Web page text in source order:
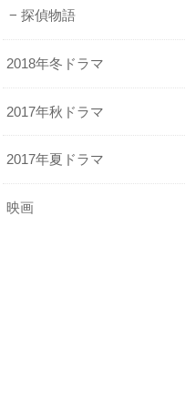
探偵物語
2018年冬ドラマ
2017年秋ドラマ
2017年夏ドラマ
映画